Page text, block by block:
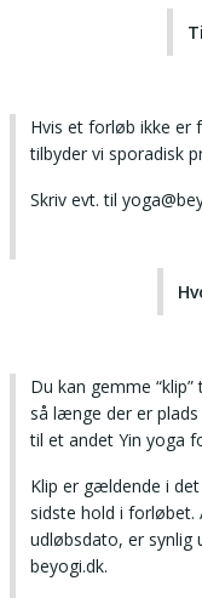
Hvis et forløb ikke er
tilbyder vi sporadisk
Skriv evt. til
Du kan gemme
så længe der er
til et andet Yin yoga
Klip er gældende i
sidste hold i
udløbsdato, er synlig
beyogi.dk.